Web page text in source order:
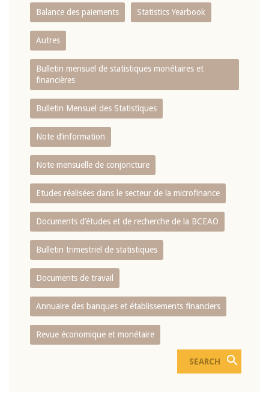
Balance des paiements Statistics Yearbook
Autres
Bulletin mensuel de statistiques monétaires et
financières
Bulletin Mensuel des Statistiques
Note d’information
Note mensuelle de conjoncture
Etudes réalisées dans le secteur de la microfinance
Documents d’études et de recherche de la BCEAO
Bulletin trimestriel de statistiques
Documents de travail
Annuaire des banques et établissements financiers
Revue économique et monétaire